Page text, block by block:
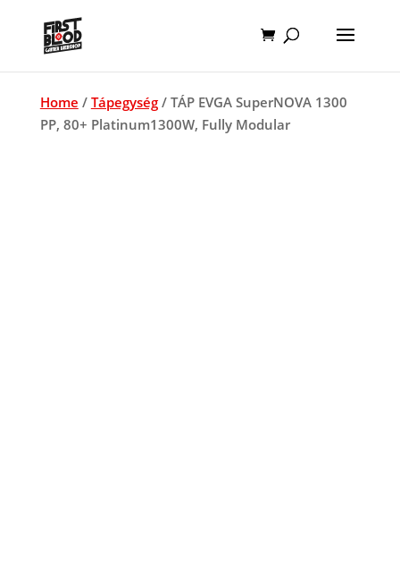
Home / Tápegység/ TÁP EVGA SuperNOVA 1300
PP, 80+ Platinum1300W, Fully Modular